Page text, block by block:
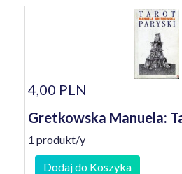
4,00 PLN
Gretkowska Manuela:
1 produkt/y
Dodaj do Koszyka